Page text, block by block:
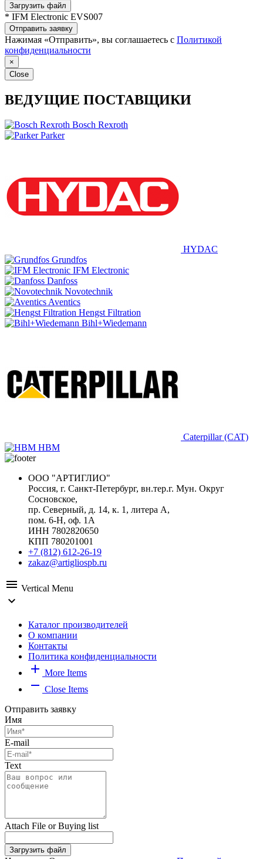
Загрузить файл
* IFM Electronic EVS007
Отправить заявку
Нажимая «Отправить», вы соглашаетесь с Политикой
конфиденциальности
×
Close
ВЕДУЩИЕ ПОСТАВЩИКИ
Bosch Rexroth
Parker
HYDAC
Grundfos
IFM Electronic
Danfoss
Novotechnik
Aventics
Hengst Filtration
Bihl+Wiedemann
Caterpillar (CAT)
HBM
ООО "АРТИГЛИО"
Россия, г. Санкт-Петербург, вн.тер.г. Мун. Округ
Сосновское,
пр. Северный, д. 14, к. 1, литера А,
пом. 6-Н, оф. 1А
ИНН 7802820650
КПП 780201001
+7 (812) 612-26-19
zakaz@artigliospb.ru
menu Vertical Menu
expand_more
Каталог производителей
О компании
Контакты
Политика конфиденциальности
add More Items
remove Close Items
Отправить заявку
Имя
E-mail
Text
Attach File or Buying list
Загрузить файл